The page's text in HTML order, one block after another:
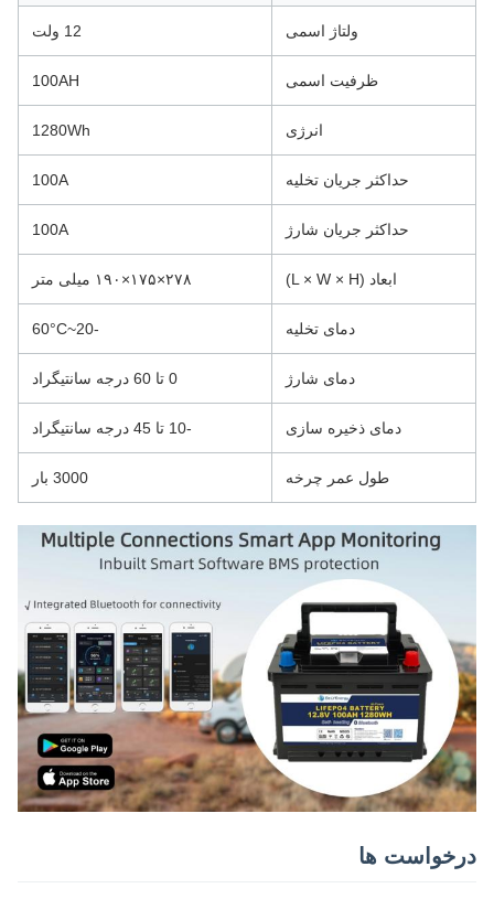
ولتاژ اسمی 12 ولت
ظرفیت اسمی 100AH
انرژی 1280Wh
حداکثر جریان تخلیه 100A
حداکثر جریان شارژ 100A
ابعاد (L × W × H) ۲۷۸×۱۷۵×۱۹۰ میلی متر
دمای تخلیه -20~60°C
دمای شارژ 0 تا 60 درجه سانتیگراد
دمای ذخیره سازی -10 تا 45 درجه سانتیگراد
طول عمر چرخه 3000 بار
درخواست ها